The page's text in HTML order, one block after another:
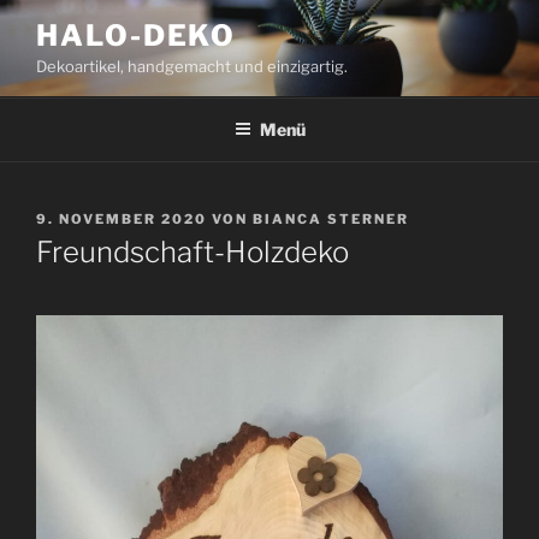
Zum
Inhalt
springen
HALO-DEKO
Dekoartikel, handgemacht und einzigartig.
Menü
VERÖFFENTLICHT
AM
9. NOVEMBER 2020 VON BIANCA STERNER
Freundschaft-Holzdeko